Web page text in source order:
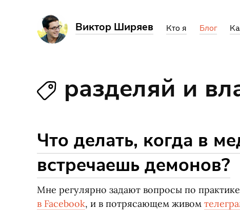
Виктор Ширяев Кто я Блог
разделяй и
Что делать, когда в
встречаешь демонов?
Мне регулярно задают вопросы по
в Facebook, и в потрясающем живом